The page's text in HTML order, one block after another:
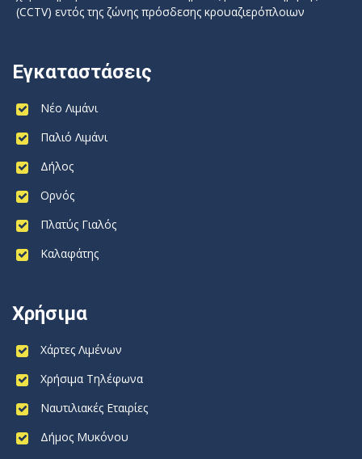
(CCTV) εντός της ζώνης πρόσδεσης κρουαζιερόπλοιων
Εγκαταστάσεις
Νέο Λιμάνι
Παλιό Λιμάνι
Δήλος
Ορνός
Πλατύς Γιαλός
Καλαφάτης
Χρήσιμα
Χάρτες Λιμένων
Χρήσιμα Τηλέφωνα
Ναυτιλιακές Εταιρίες
Δήμος Μυκόνου